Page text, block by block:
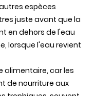
espèces
juste avant que la
en dehors de l'eau
lorsque l'eau revient
alimentaire, car les
de nourriture aux